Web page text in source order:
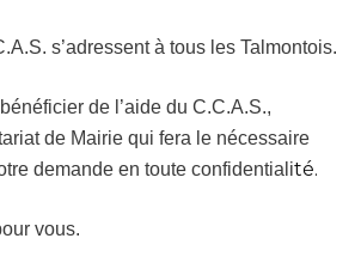
s’adressent à tous les Talmontois.
de l’aide du C.C.A.S.,
de Mairie qui fera le nécessaire
demande en toute confidentialité.
vous.